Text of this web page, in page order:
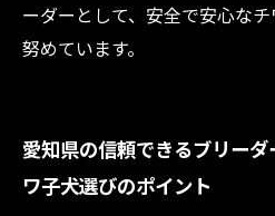
ーダーとして、安全で安心な
努めています。
愛知県の信頼できるブリー
ワ子犬選びのポイント